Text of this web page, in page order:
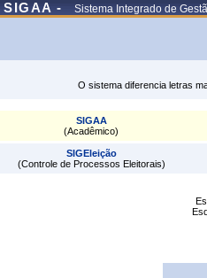
SIGAA - Sistema Integrado de
O sistema diferencia letras
SIGAA
(Acadêmico)
SIGEleição
(Controle de Processos Eleitorais)